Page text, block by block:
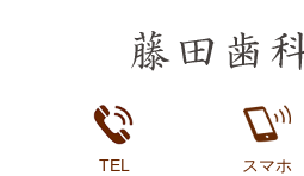
TEL スマホ